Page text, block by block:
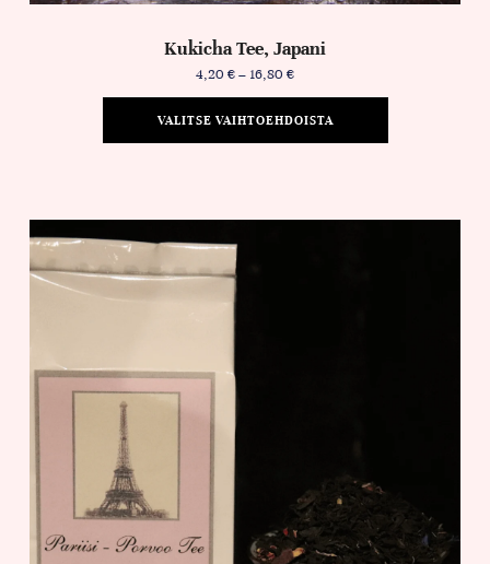
Kukicha Tee, Japani
4,20 €– 16,80 €
VALITSE VAIHTOEHDOISTA